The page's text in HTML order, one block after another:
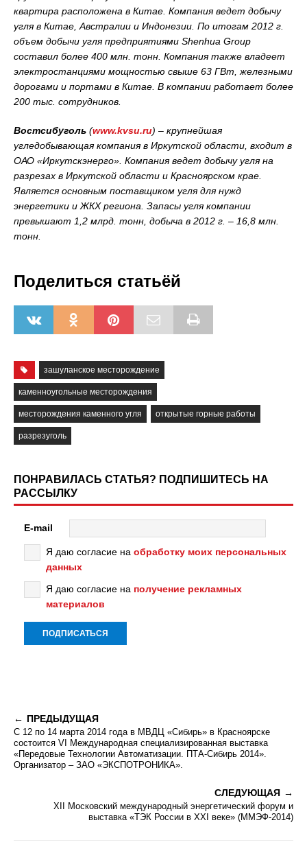
квартира расположена в Китае. Компания ведет добычу
угля в Китае, Австралии и Индонезии. По итогам 2012 г.
объем добычи угля предприятиями Shenhua Group
составил более 400 млн. тонн. Компания также владеет
электростанциями мощностью свыше 63 ГВт, железными
дорогами и портами в Китае. В компании работает более
200 тыс. сотрудников.
Востсибуголь (www.kvsu.ru) – крупнейшая
угледобывающая компания в Иркутской области, входит в
ОАО «Иркутскэнерго». Компания ведет добычу угля на
разрезах в Иркутской области и Красноярском крае.
Является основным поставщиком угля для нужд
энергетики и ЖКХ региона. Запасы угля компании
превышают 1,2 млрд. тонн, добыча в 2012 г. – 16,8 млн.
тонн.
Поделиться статьёй
зашуланское месторождение
каменноугольные месторождения
месторождения каменного угля открытые горные работы
разрезуголь
ПОНРАВИЛАСЬ СТАТЬЯ? ПОДПИШИТЕСЬ НА
РАССЫЛКУ
E-mail
Я даю согласие на обработку моих персональных
данных
Я даю согласие на получение рекламных
материалов
ПРЕДЫДУЩАЯ
С 12 по 14 марта 2014 года в МВДЦ «Сибирь» в Красноярске
состоится VI Международная специализированная выставка
«Передовые Технологии Автоматизации. ПТА-Сибирь 2014».
Организатор – ЗАО «ЭКСПОТРОНИКА».
СЛЕДУЮЩАЯ
XII Московский международный энергетический форум и
выставка «ТЭК России в XXI веке» (ММЭФ-2014)